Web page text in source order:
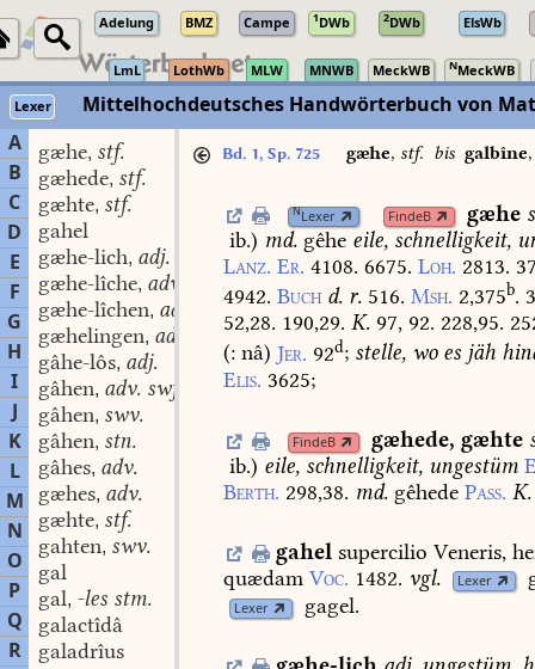
Adelung BMZ Campe 1DWb 2DWb ElsWb
LmL LothWb MLW MNWB MeckWB NMeckWB
Lexer
Mittelhochdeutsches Handwörterbuch von
A
B
C
D
E
F
G
H
I
J
K
L
M
N
O
P
Q
R
gæhe, stf.
gæhede, stf.
gæhte, stf.
gahel
gæhe-lich, adj.
gæhe-lîche, adv.
gæhe-lîchen, adv.
gæhelingen, adv.
gâhe-lôs, adj.
gâhen, adv. swf.
gâhen, swv.
gâhen, stn.
gâhes, adv.
gæhes, adv.
gæhte, stf.
gahten, swv.
gal
gal, -les stm.
galactîdâ
galadrîus
Bd. 1, Sp. 725 gæhe, stf.bis galbîne
NLexer FindeB gæhe
ib.) md. gêhe eile, schnelligkeit,
Lanz. Er. 4108. 6675. Loh. 2813.
4942. Buch d. r. 516. Msh. 2,375b.
52,28. 190,29. K. 97, 92. 228,95.
(: nâ) Jer. 92d; stelle, woes jäh
Elis. 3625;
FindeB gæhede, gæhte
ib.) eile, schnelligkeit, ungestüm
Berth. 298,38. md. gêhede Pass. K.
gahel supercilio Veneris,
quædam Voc. 1482. vgl. Lexer
Lexer gagel.